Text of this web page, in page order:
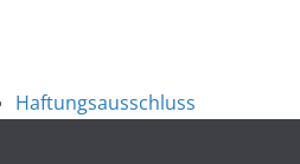
Haftungsausschluss